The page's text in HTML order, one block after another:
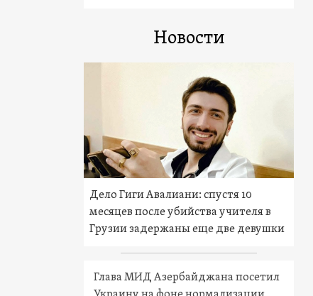
Новости
Дело Гиги Авалиани: спустя 10
месяцев после убийства учителя в
Грузии задержаны еще две девушки
Глава МИД Азербайджана посетил